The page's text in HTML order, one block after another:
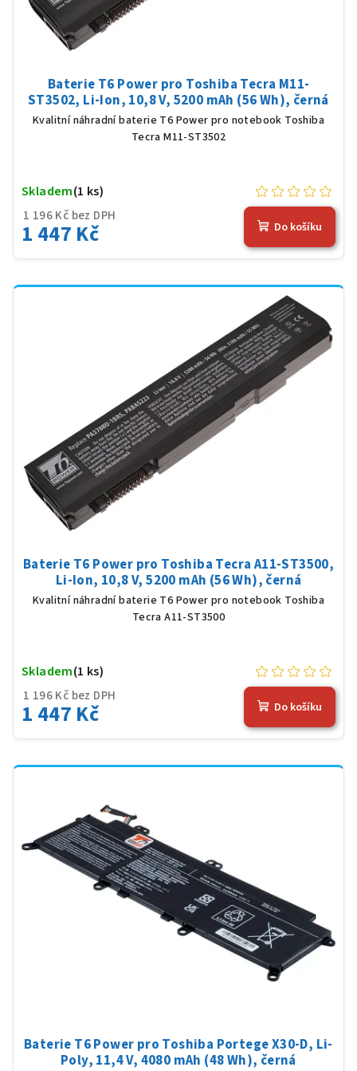
Baterie T6 Power pro Toshiba Tecra M11-
ST3502, Li-Ion, 10,8 V, 5200 mAh (56 Wh), černá
Kvalitní náhradní baterie T6 Power pro notebook Toshiba
Tecra M11-ST3502
1 196 Kč bez DPH
1 447 Kč
Skladem(1 ks)
Do košíku
Baterie T6 Power pro Toshiba Tecra A11-ST3500,
Li-Ion, 10,8 V, 5200 mAh (56 Wh), černá
Kvalitní náhradní baterie T6 Power pro notebook Toshiba
Tecra A11-ST3500
1 196 Kč bez DPH
1 447 Kč
Skladem(1 ks)
Do košíku
Baterie T6 Power pro Toshiba Portege X30-D, Li-
Poly, 11,4 V, 4080 mAh (48 Wh), černá